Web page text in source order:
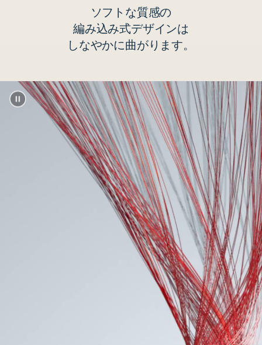
ソフトな​​質感の
編み込み式デザインは
しな​​やかに​​曲がります。